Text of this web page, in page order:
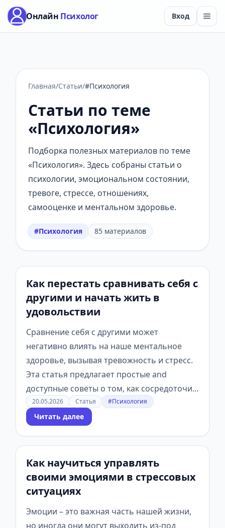
Онлайн Психолог Вход
Главная/Статьи/#Психология
Статьи по теме
«Психология»
Подборка полезных материалов по теме
«Психология». Здесь собраны статьи о
психологии, эмоциональном состоянии,
тревоге, стрессе, отношениях,
самооценке и ментальном здоровье.
#Психология 85 материалов
Как перестать сравнивать себя с
другими и начать жить в
удовольствии
Сравнение себя с другими может
негативно влиять на наше ментальное
здоровье, вызывая тревожность и стресс.
Эта статья предлагает простые and
доступные советы о том, как сосредоточи...
20.05.2026 Статья #Психология
Читать далее
Как научиться управлять
своими эмоциями в стрессовых
ситуациях
Эмоции – это важная часть нашей жизни,
но иногда они могут выходить из-под